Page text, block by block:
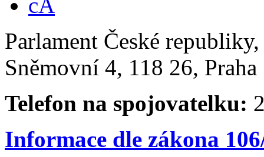
Parlament České
Sněmovní 4, 118 26,
Telefon na spojovatelku:
Informace dle zákona